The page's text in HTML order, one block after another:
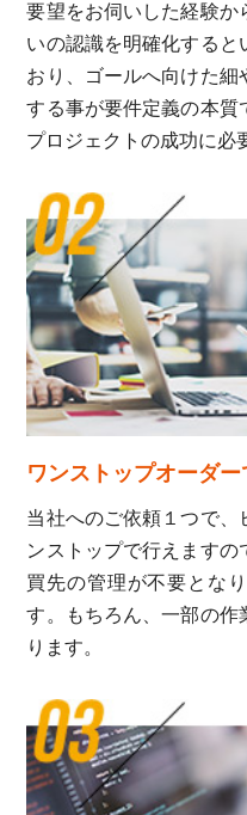
要望をお伺いした経験か
いの認識を明確化すると
おり、ゴールへ向けた細
する事が要件定義の本質
プロジェクトの成功に必
ワンストップオーダ
当社へのご依頼１つで、
ンストップで行えます
買先の管理が不要とな
す。もちろん、一部の作
ります。